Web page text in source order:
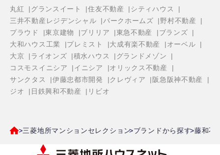
丸紅 グランスイート 住友不動産
シティハウス
三井不動産レジデンシャル
パークホームズ
野村不動産
プラウド
東京建物 ブリリア 東急不動産
ブランズ
大和ハウス工業
プレミスト 大成有楽不動産
オーベル
大京
ライオンズ 積水ハウス
グランドメゾン
コスモスイニシア
イニシア
オリックス不動産
サンクタス
伊藤忠都市開発 クレヴィア
阪急阪神不動産
ジオ
日鉄興和不動産 リビオ
三菱地所マンションセレクション ブランドから探す 藤和不